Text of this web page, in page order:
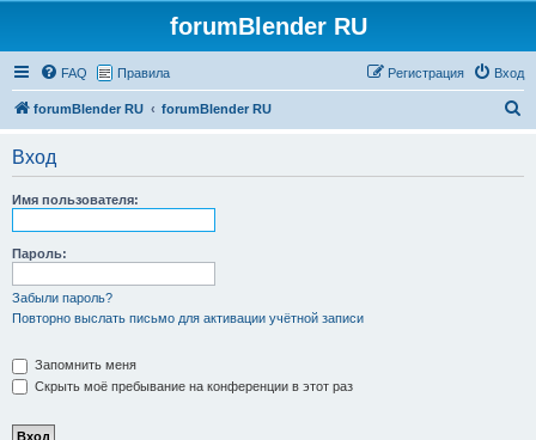
forumBlender RU
FAQ Правила Вход
Регистрация
forumBlender RU forumBlender RU
Вход
Имя пользователя:
Пароль:
Забыли пароль?
Повторно выслать письмо для активации учётной записи
Запомнить меня
Скрыть моё пребывание на конференции в этот раз